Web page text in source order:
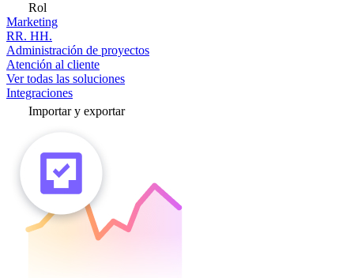
Rol
Marketing
RR. HH.
Administración de proyectos
Atención al cliente
Ver todas las soluciones
Integraciones
Importar y exportar